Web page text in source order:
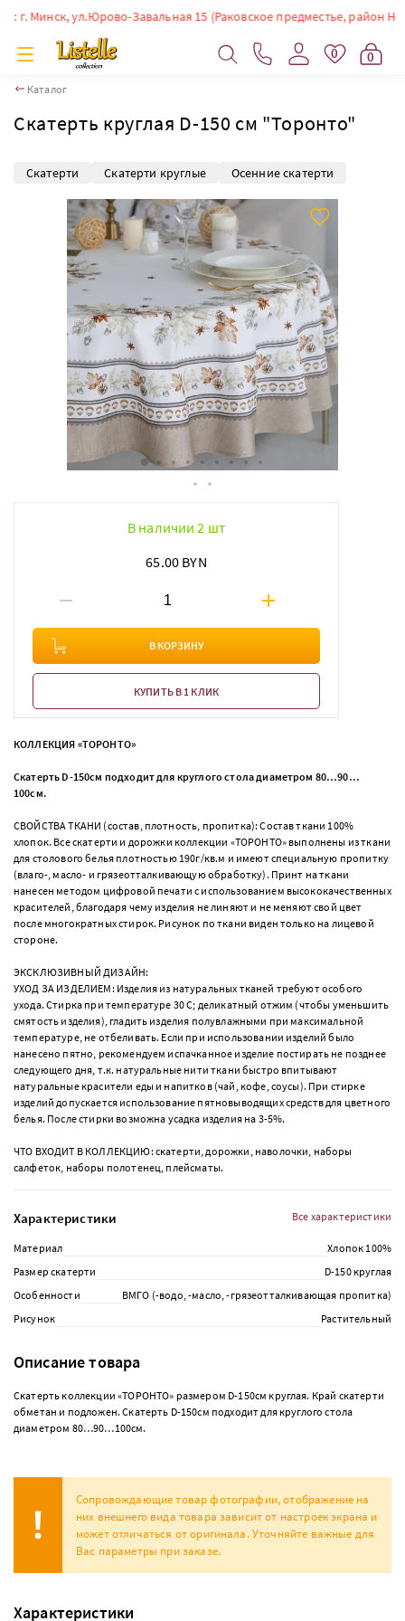
Минск, ул.Юрово-Завальная 15 (Раковское предместье, район
0 0
Каталог
Скатерть круглая D-150 см "Торонто"
Скатерти Скатерти круглые Осенние скатерти
В наличии 2 шт
65.00 BYN
В КОРЗИНУ
КУПИТЬ В 1 КЛИК
КОЛЛЕКЦИЯ «ТОРОНТО»
Скатерть D-150см подходит для круглого стола диаметром 80…90…
100см.
СВОЙСТВА ТКАНИ (состав, плотность, пропитка): Состав ткани 100%
хлопок. Все скатерти и дорожки коллекции «ТОРОНТО» выполнены из ткани
для столового белья плотностью 190г/кв.м и имеют специальную пропитку
(влаго-, масло- и грязеотталкивающую обработку). Принт на ткани
нанесен методом цифровой печати с использованием высококачественных
красителей, благодаря чему изделия не линяют и не меняют свой цвет
после многократных стирок. Рисунок по ткани виден только на лицевой
стороне.
ЭКСКЛЮЗИВНЫЙ ДИЗАЙН:
УХОД ЗА ИЗДЕЛИЕМ: Изделия из натуральных тканей требуют особого
ухода. Стирка при температуре 30 С; деликатный отжим (чтобы уменьшить
смятость изделия), гладить изделия полувлажными при максимальной
температуре, не отбеливать. Если при использовании изделий было
нанесено пятно, рекомендуем испачканное изделие постирать не позднее
следующего дня, т.к. натуральные нити ткани быстро впитывают
натуральные красители еды и напитков (чай, кофе, соусы). При стирке
изделий допускается использование пятновыводящих средств для цветного
белья. После стирки возможна усадка изделия на 3-5%.
ЧТО ВХОДИТ В КОЛЛЕКЦИЮ: скатерти, дорожки, наволочки, наборы
салфеток, наборы полотенец, плейсматы.
Характеристики
Материал
Хлопок 100%
Размер скатерти
D-150 круглая
Особенности
ВМГО (-водо, -масло, -грязеотталкивающая пропитка)
Рисунок
Растительный
Все характеристики
Описание товара
Скатерть коллекции «ТОРОНТО» размером D-150см круглая. Край скатерти
обметан и подложен. Скатерть D-150см подходит для круглого стола
диаметром 80…90…100см.
Сопровождающие товар фотографии, отображение на
них внешнего вида товара зависит от настроек экрана и
может отличаться от оригинала. Уточняйте важные для
Вас параметры при заказе.
Характеристики